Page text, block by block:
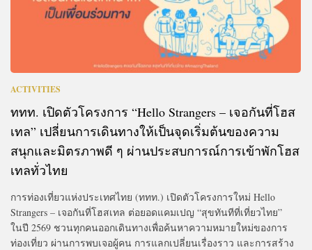
ACTIVITIES
ททท. เปิดตัวโครงการ “Hello Strangers – เจอกันที่โฮส
เทล” เปลี่ยนการเดินทางให้เป็นจุดเริ่มต้นของความ
สนุกและมิตรภาพดี ๆ ผ่านประสบการณ์การเข้าพักโฮส
เทลทั่วไทย
การท่องเที่ยวแห่งประเทศไทย (ททท.) เปิดตัวโครงการใหม่ Hello
Strangers – เจอกันที่โฮสเทล ต่อยอดแคมเปญ “สุขทันทีที่เที่ยวไทย”
ในปี 2569 ชวนทุกคนออกเดินทางเพื่อค้นหาความหมายใหม่ของการ
ท่องเที่ยว ผ่านการพบเจอผู้คน การแลกเปลี่ยนเรื่องราว และการสร้าง